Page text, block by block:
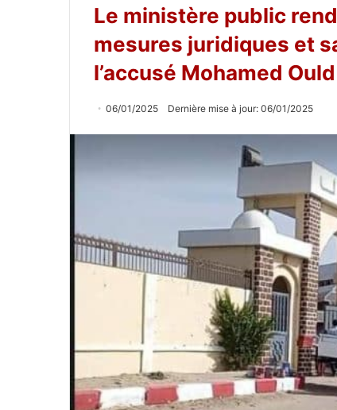
Le ministère public
mesures juridiques et
l’accusé Mohamed
06/01/2025 Dernière mise à jour: 06/01/2025